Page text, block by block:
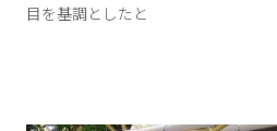
目を基調としたと